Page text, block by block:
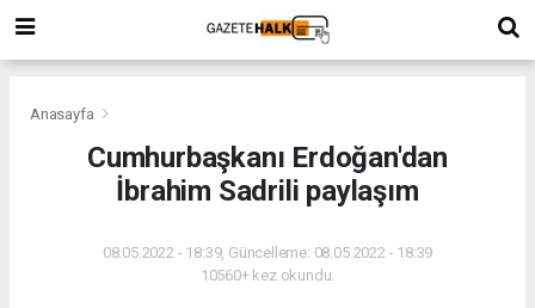
Anasayfa
Cumhurbaşkanı Erdoğan'dan
İbrahim Sadrili paylaşım
08.05.2022 - 18:39, Güncelleme: 08.05.2022 - 18:39
10560+ kez okundu.